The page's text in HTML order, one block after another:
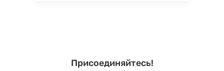
Присоединяйтесь!